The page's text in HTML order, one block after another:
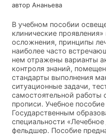
автор Ананьева
В учебном пособии
клинические
осложнения, принципы
наиболее часто
нем отражены варианты
контроля знаний,
стандарты выполнения
ситуационные задачи,
самостоятельной работы
прописи. Учебное
Государственным
специальности
фельдшер. Пособие